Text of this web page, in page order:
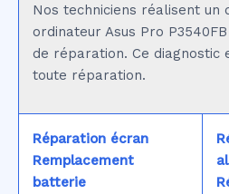
Nos techniciens réalisent un
ordinateur Asus Pro
de réparation. Ce diagnostic
toute réparation.
Réparation écran
Remplacement
batterie